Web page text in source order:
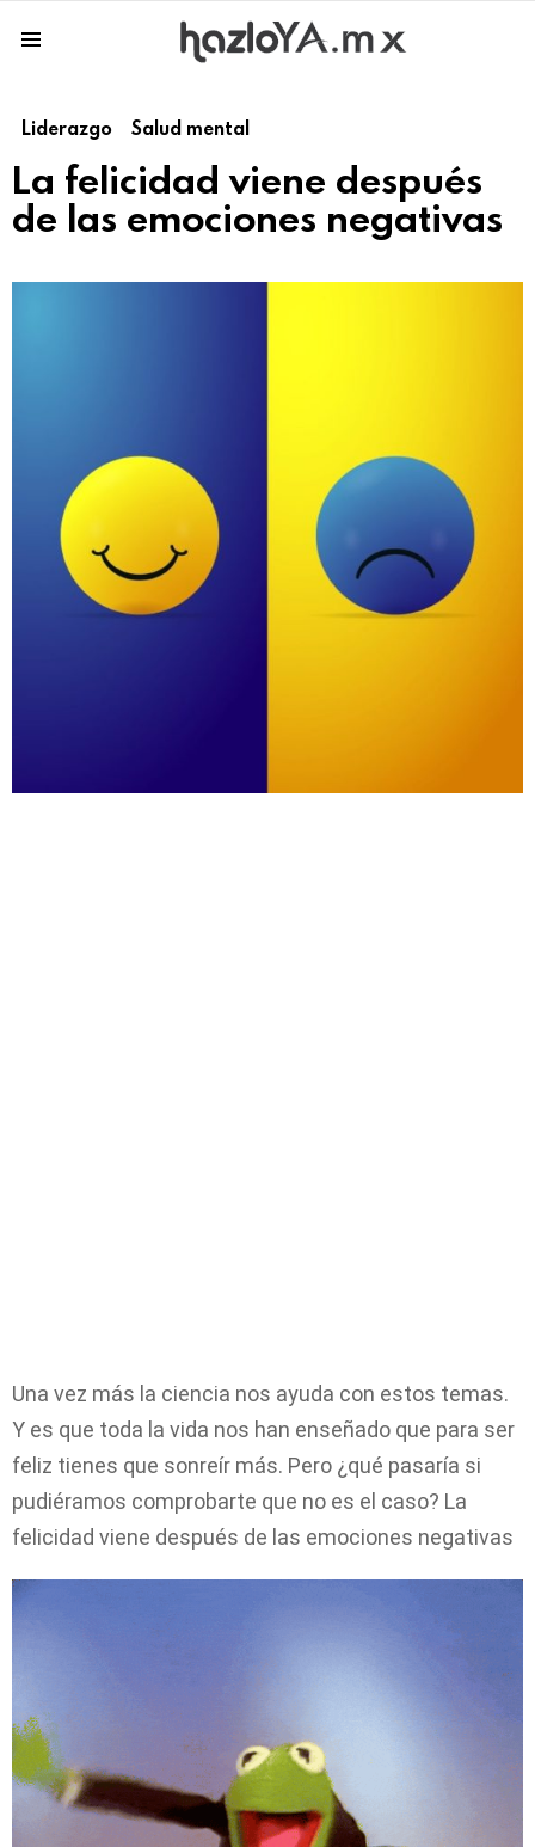
Liderazgo Salud mental
La felicidad viene después
de las emociones negativas
Una vez más la ciencia nos ayuda con estos temas.
Y es que toda la vida nos han enseñado que para ser
feliz tienes que sonreír más. Pero ¿qué pasaría si
pudiéramos comprobarte que no es el caso? La
felicidad viene después de las emociones negativas